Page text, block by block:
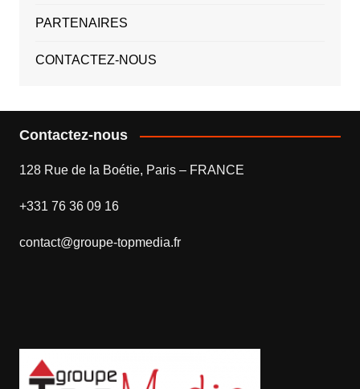
PARTENAIRES
CONTACTEZ-NOUS
Contactez-nous
128 Rue de la Boétie, Paris – FRANCE
+331 76 36 09 16
contact@groupe-topmedia.fr